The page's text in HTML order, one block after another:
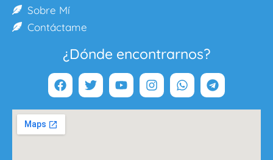
Sobre Mí
Contáctame
¿Dónde encontrarnos?